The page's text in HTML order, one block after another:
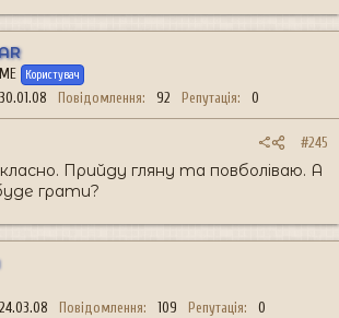
Користувач
30.01.08 Повідомлення 92 Репутація 0
#245
Прийду гляну та повболіваю. А
грати?
24.03.08 Повідомлення 109 Репутація 0